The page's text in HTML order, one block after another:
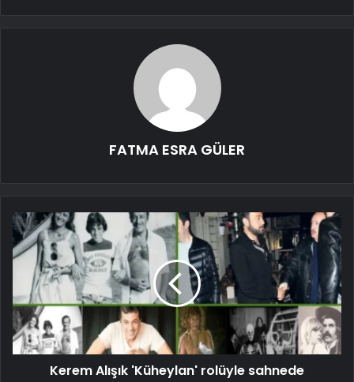
FATMA ESRA GÜLER
Kerem Alışık 'Küheylan' rolüyle sahnede